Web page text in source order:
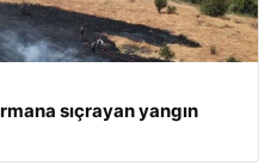
sıçrayan yangın